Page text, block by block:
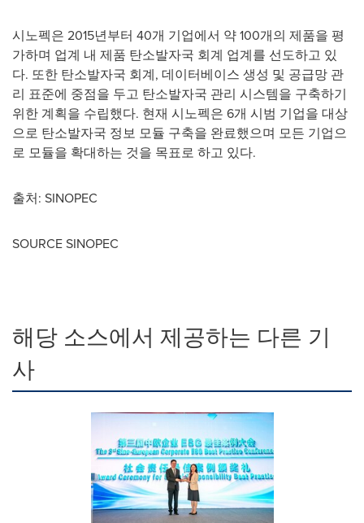
시노펙은 2015년부터 40개 기업에서 약 100개의 제품을 평
가하며 업계 내 제품 탄소발자국 회계 업계를 선도하고 있
다. 또한 탄소발자국 회계, 데이터베이스 생성 및 공급망 관
리 표준에 중점을 두고 탄소발자국 관리 시스템을 구축하기
위한 계획을 수립했다. 현재 시노펙은 6개 시범 기업을 대상
으로 탄소발자국 정보 모듈 구축을 완료했으며 모든 기업으
로 모듈을 확대하는 것을 목표로 하고 있다.
출처: SINOPEC
SOURCE SINOPEC
해당 소스에서 제공하는 다른 기
사